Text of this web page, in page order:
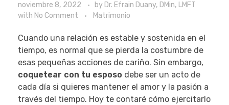
noviembre 8, 2022 by Dr. Efrain Duany, DMin, LMFT
with No Comment Matrimonio
Cuando una relación es estable y sostenida en el
tiempo, es normal que se pierda la costumbre de
esas pequeñas acciones de cariño. Sin embargo,
coquetear con tu esposo debe ser un acto de
cada día si quieres mantener el amor y la pasión a
través del tiempo. Hoy te contaré cómo ejercitarlo